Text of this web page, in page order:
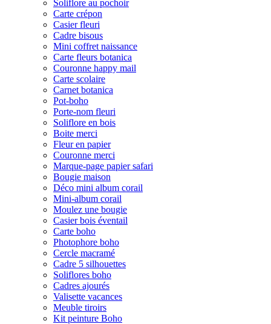
Soliflore au pochoir
Carte crépon
Casier fleuri
Cadre bisous
Mini coffret naissance
Carte fleurs botanica
Couronne happy mail
Carte scolaire
Carnet botanica
Pot-boho
Porte-nom fleuri
Soliflore en bois
Boite merci
Fleur en papier
Couronne merci
Marque-page papier safari
Bougie maison
Déco mini album corail
Mini-album corail
Moulez une bougie
Casier bois éventail
Carte boho
Photophore boho
Cercle macramé
Cadre 5 silhouettes
Soliflores boho
Cadres ajourés
Valisette vacances
Meuble tiroirs
Kit peinture Boho